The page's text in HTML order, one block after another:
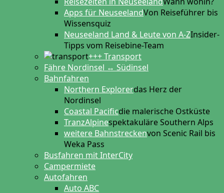
Apps für NeuseelandVon Reiseführer bis
Wissensquiz
Neuseeland Land & Leute von A-ZInsider-
Tipps vom Reisebine-Team
+++ Transport
Fähre Nordinsel ↔ Südinsel
Bahnfahren
Northern Explorerdas Herz der
Nordinsel
Coastal Pacificdie malerische Ostküste
TranzAlpinespektakuläre Southern Alps
weitere Bahnstreckenvon Scenic Rail bis
Weka Pass
Busfahren mit InterCity
Campermiete
Autofahren
Auto ABC